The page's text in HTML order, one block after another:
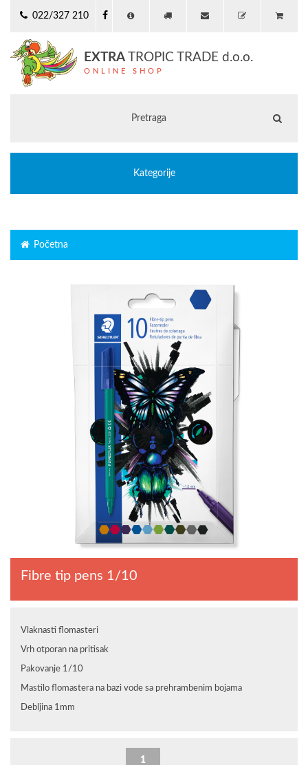
022/327 210
EXTRA TROPIC TRADE d.o.o.
ONLINE SHOP
Kategorije
Početna
Fibre tip pens 1/10
Vlaknasti flomasteri
Vrh otporan na pritisak
Pakovanje 1/10
Mastilo flomastera na bazi vode sa prehrambenim bojama
Debljina 1mm